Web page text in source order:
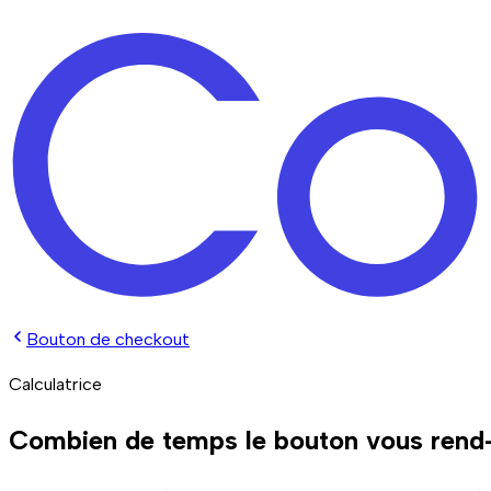
Bouton de checkout
Calculatrice
Combien de temps le bouton vous